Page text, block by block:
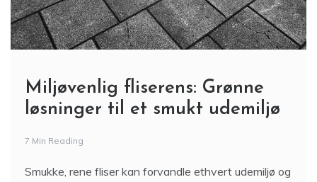
Miljøvenlig fliserens: Grønne
løsninger til et smukt udemiljø
7 Min Reading
Smukke, rene fliser kan forvandle ethvert udemiljø og